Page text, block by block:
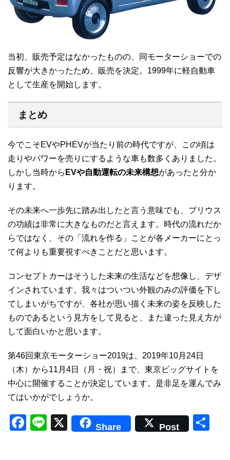
当初、販売予定はなかったものの、同モーターショーでの
反響が大きかったため、販売を決定。1999年に軽自動車
として生産を開始します。
まとめ
今でこそEVやPHEVが当たり前の時代ですが、この頃は
走りやパワーを売りにするような車も数多くありました。
しかし当時から EVや自動運転の未来構想があったと分か
ります。
その未来へ一歩先に踏み出したと言う意味でも、プリウス
の功績は非常に大きなものだと言えます。時代の流れだか
らではなく、その「流れを作る」ことが各メーカーにとっ
て何よりも重要視すべきことだと思います。
コンセプトカーはそうした未来の生活などを想像し、デザ
インされています。我々はついつい外観のみの評価を下し
てしまいがちですが、各社が思い描く未来の姿を反映した
ものであるという見方をして見ると、また違った見え方が
して面白いかと思います。
第46回東京モーターショー2019は、2019年10月24日
（木）から11月4日（月・祝）まで、東京ビッグサイトを
中心に開催することが決定しています。是非足を運んでみ
てはいかがでしょうか。
F
Li
X Share Post